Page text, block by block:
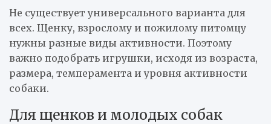
Не существует универсального варианта для
всех. Щенку, взрослому и пожилому питомцу
нужны разные виды активности. Поэтому
важно подобрать игрушки, исходя из возраста,
размера, темперамента и уровня активности
собаки.
Для щенков и молодых собак